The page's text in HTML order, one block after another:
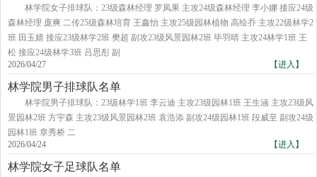
​林学院女子排球队：23级森林经理 罗凤果 主攻24级森林经理 李小娜 接应24级
森林经理 庞爽 二传25级森林培育 王鑫怡 主攻25级园林植物 高绘乔 主攻22级林学2
班 田玉婧 接应23级林学2班 樊超 副攻23级风景园林2班 毕羽晴 主攻24林学1班 王
松 接应24级林学3班 吕思彤 副
【进入】
2026/04/27
林学院男子排球队名单
林学院男子排球队：23级林学1班 李云迪 主攻23级园林1班 王生涵 主攻23级风
景园林2班 方宇森 主攻23级风景园林2班 袁浩添 副攻24级园林1班 段威至 副攻24级
园林1班 章秀桥 二
【进入】
2026/04/24
林学院女子足球队名单